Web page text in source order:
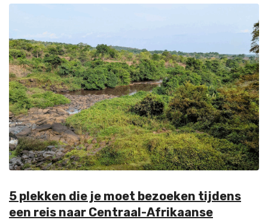
5 plekken die je moet bezoeken tijdens
een reis naar Centraal-Afrikaanse